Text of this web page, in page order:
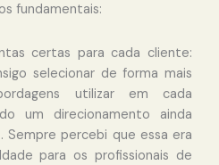
fundamentais:
certas para cada cliente:
selecionar de forma mais
utilizar em cada
um direcionamento ainda
Sempre percebi que essa era
para os profissionais de